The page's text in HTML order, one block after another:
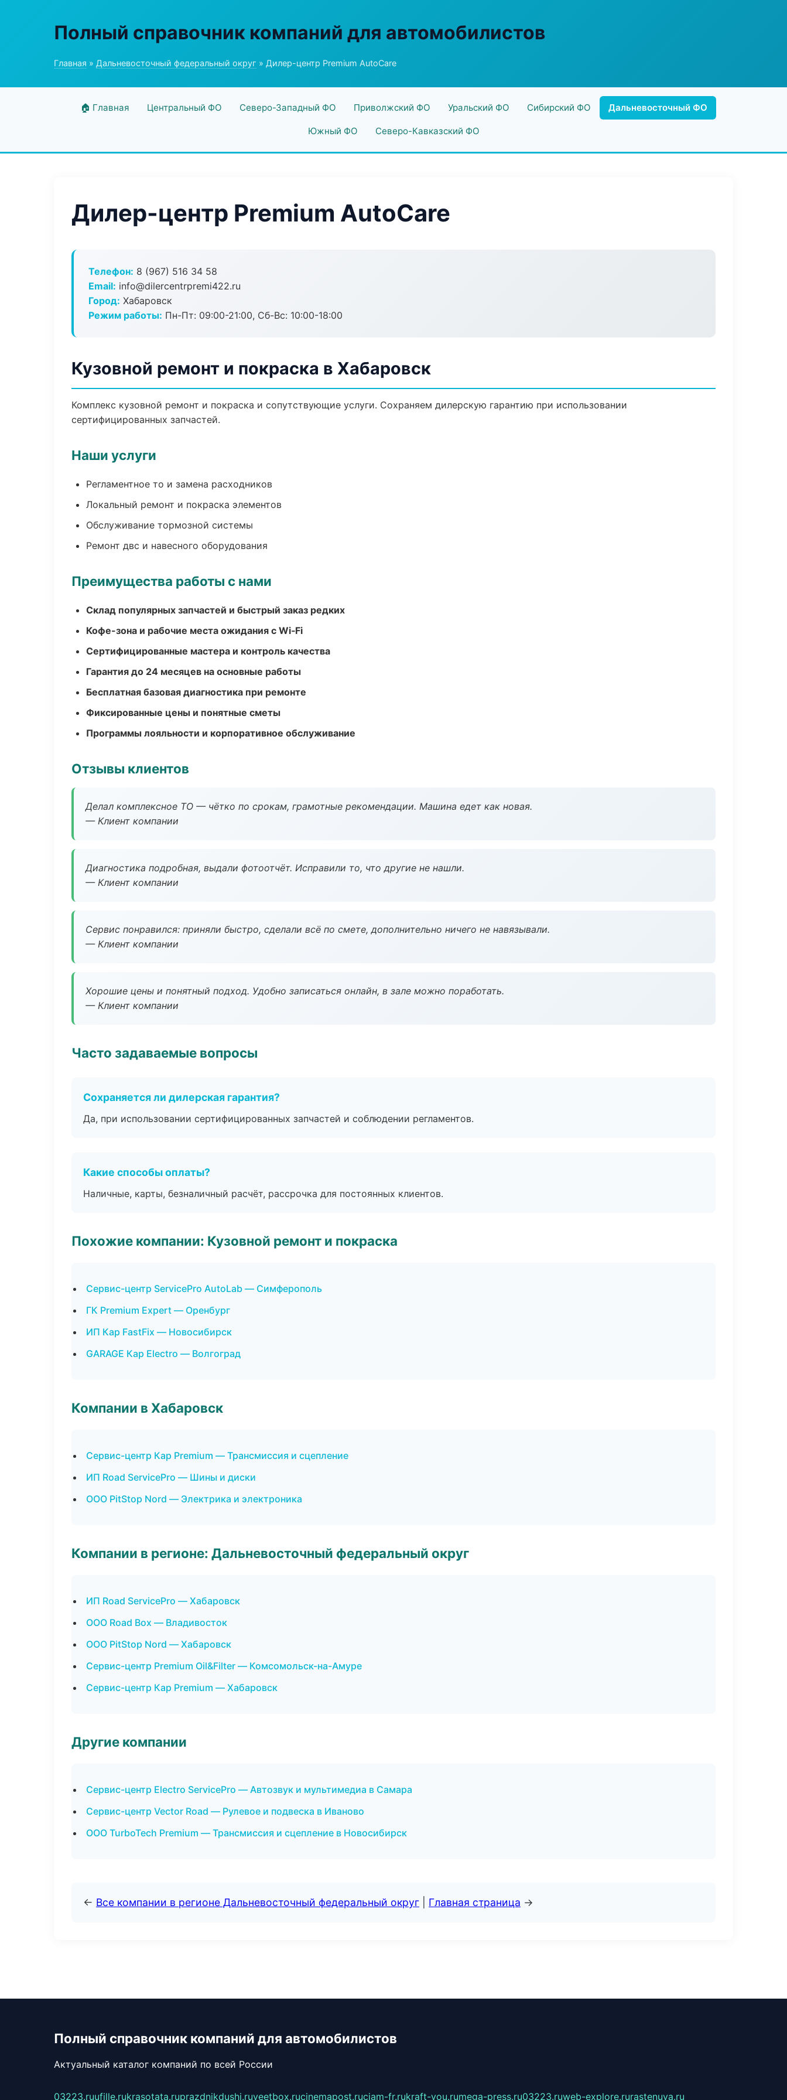
Полный справочник компаний для автомобилистов
Главная » Дальневосточный федеральный округ » Дилер-центр Premium AutoCare
🏠 Главная Центральный ФО Северо-Западный ФО Приволжский ФО Уральский ФО Сибирский ФО Дальневосточный ФО
Южный ФО Северо-Кавказский ФО
Дилер-центр Premium AutoCare
Телефон: 8 (967) 516 34 58
Email: info@dilercentrpremi422.ru
Город: Хабаровск
Режим работы: Пн-Пт: 09:00-21:00, Сб-Вс: 10:00-18:00
Кузовной ремонт и покраска в Хабаровск
Комплекс кузовной ремонт и покраска и сопутствующие услуги. Сохраняем дилерскую гарантию при использовании
сертифицированных запчастей.
Наши услуги
Регламентное то и замена расходников
Локальный ремонт и покраска элементов
Обслуживание тормозной системы
Ремонт двс и навесного оборудования
Преимущества работы с нами
Склад популярных запчастей и быстрый заказ редких
Кофе-зона и рабочие места ожидания с Wi‑Fi
Сертифицированные мастера и контроль качества
Гарантия до 24 месяцев на основные работы
Бесплатная базовая диагностика при ремонте
Фиксированные цены и понятные сметы
Программы лояльности и корпоративное обслуживание
Отзывы клиентов
Делал комплексное ТО — чётко по срокам, грамотные рекомендации. Машина едет как новая.
— Клиент компании
Диагностика подробная, выдали фотоотчёт. Исправили то, что другие не нашли.
— Клиент компании
Сервис понравился: приняли быстро, сделали всё по смете, дополнительно ничего не навязывали.
— Клиент компании
Хорошие цены и понятный подход. Удобно записаться онлайн, в зале можно поработать.
— Клиент компании
Часто задаваемые вопросы
Сохраняется ли дилерская гарантия?
Да, при использовании сертифицированных запчастей и соблюдении регламентов.
Какие способы оплаты?
Наличные, карты, безналичный расчёт, рассрочка для постоянных клиентов.
Похожие компании: Кузовной ремонт и покраска
Сервис-центр ServicePro AutoLab — Симферополь
ГК Premium Expert — Оренбург
ИП Кар FastFix — Новосибирск
GARAGE Кар Electro — Волгоград
Компании в Хабаровск
Сервис-центр Кар Premium — Трансмиссия и сцепление
ИП Road ServicePro — Шины и диски
ООО PitStop Nord — Электрика и электроника
Компании в регионе: Дальневосточный федеральный округ
ИП Road ServicePro — Хабаровск
ООО Road Box — Владивосток
ООО PitStop Nord — Хабаровск
Сервис-центр Premium Oil&Filter — Комсомольск-на-Амуре
Сервис-центр Кар Premium — Хабаровск
Другие компании
Сервис-центр Electro ServicePro — Автозвук и мультимедиа в Самара
Сервис-центр Vector Road — Рулевое и подвеска в Иваново
ООО TurboTech Premium — Трансмиссия и сцепление в Новосибирск
← Все компании в регионе Дальневосточный федеральный округ Главная страница →
Полный справочник компаний для автомобилистов
Актуальный каталог компаний по всей России
03223.ruufille.rukrasotata.ruprazdnikdushi.ruveetbox.rucinemapost.ruciam-fr.rukraft-you.rumega-press.ru03223.ruweb-explore.rurastenuya.ru